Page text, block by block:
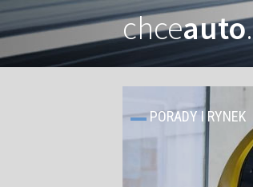
chceauto
PORADY I RYNEK